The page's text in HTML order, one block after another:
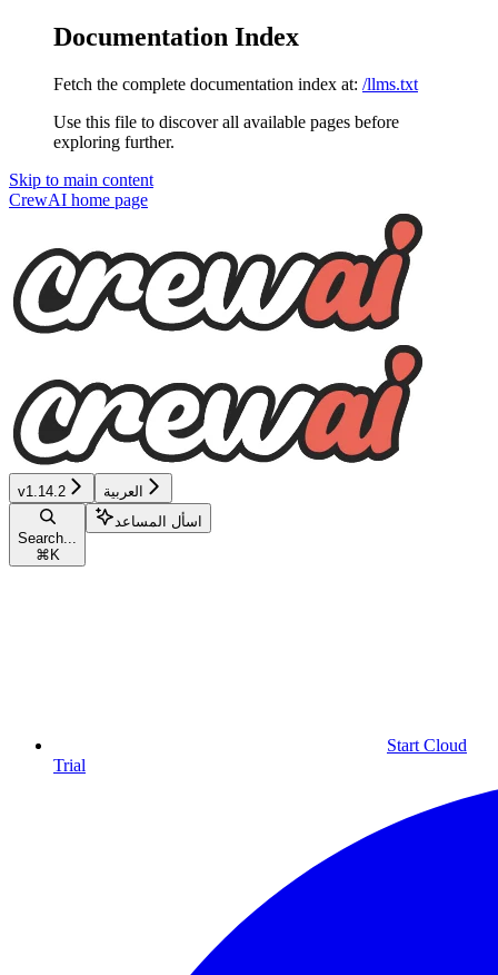
Documentation Index
Fetch the complete documentation index at: /llms.txt
Use this file to discover all available pages before
exploring further.
Skip to main content
CrewAI home page
v1.14.2 العربية
Search...
⌘ K
اسأل المساعد
Start Cloud
Trial